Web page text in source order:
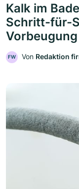
Kalk im
Schritt-für-
Vorbeugung
FW Von Redaktion